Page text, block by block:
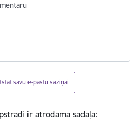
savu e-pastu saziņai
ir atrodama sadaļā: